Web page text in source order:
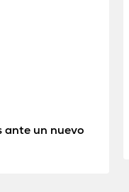
ante un nuevo